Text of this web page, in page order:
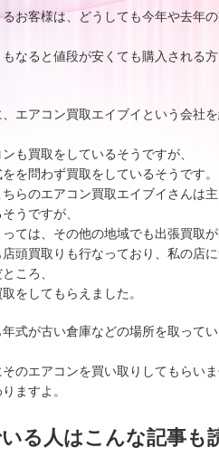
お客様は、どうしても今年や去年
なると値段が安くても購入される
エアコン買取エイブイという会社
も買取をしているそうですが、
を問わず買取をしているそうです。
らのエアコン買取エイブイさんは
うですが、
ては、その他の地域でも出張買取が
頭買取りも行なっており、私の店
ころ、
をしてもらえました。
式が古い倉庫などの場所を取って
のエアコンを買い取りしてもらいま
ますよ。
る人はこんな記事も